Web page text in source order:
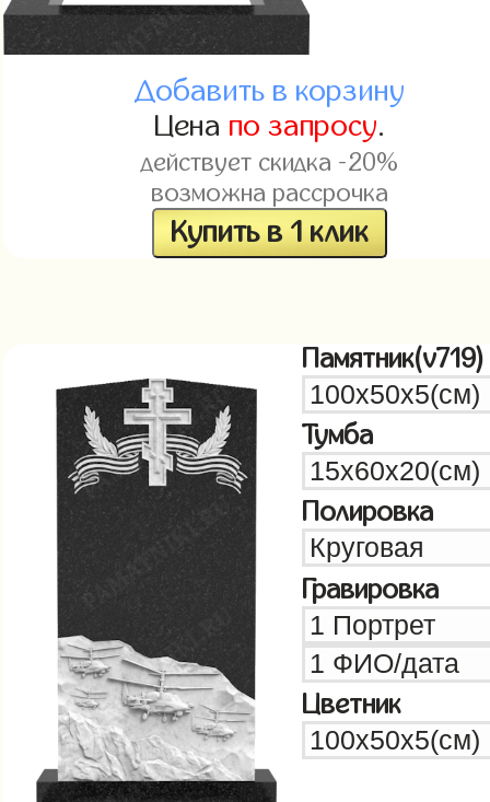
Добавить в корзину
Цена по запросу.
действует скидка -20%
возможна рассрочка
Купить в 1 клик
Памятник(v719)
Тумба
Полировка
Гравировка
Цветник